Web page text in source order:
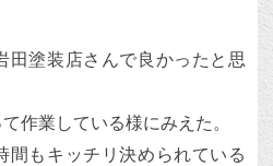
田塗装店さんで良かったと思
作業している様にみえた。
間もキッチリ決められている